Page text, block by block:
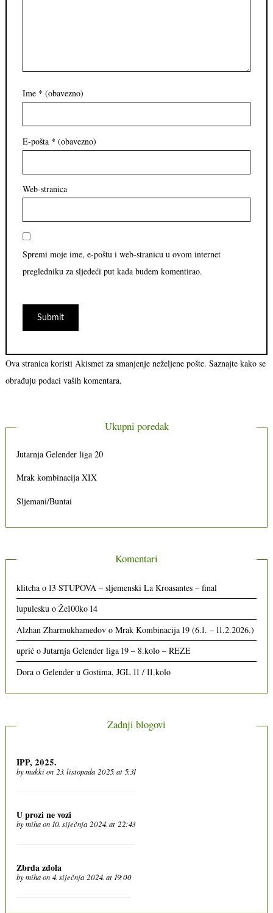
Ime * (obavezno)
E-pošta * (obavezno)
Web-stranica
Spremi moje ime, e-poštu i web-stranicu u ovom internet
pregledniku za sljedeći put kada budem komentirao.
Ova stranica koristi Akismet za smanjenje neželjene pošte. Saznajte kako se
obrađuju podaci vaših komentara.
Ukupni poredak
Jutarnja Gelender liga 20
Mrak kombinacija XIX
Sljemani/Buntai
Komentari
klitcha o13 STUPOVA – sljemenski La Kroasantes – final
lupulesku oŽe100ko 14
Alzhan Zharmukhamedov oMrak Kombinacija 19 (6.1. – 11.2.2026.)
uprić oJutarnja Gelender liga 19 – 8.kolo – REZE
Dora oGelender u Gostima, JGL 11 / 11.kolo
Zadnji blogovi
IPP, 2025.
bymukkion 23. listopada 2025. at 5:31
U prozi ne vozi
bymihaon 10. siječnja 2024. at 22:43
Zbrda zdola
bymihaon 4. siječnja 2024. at 19:00